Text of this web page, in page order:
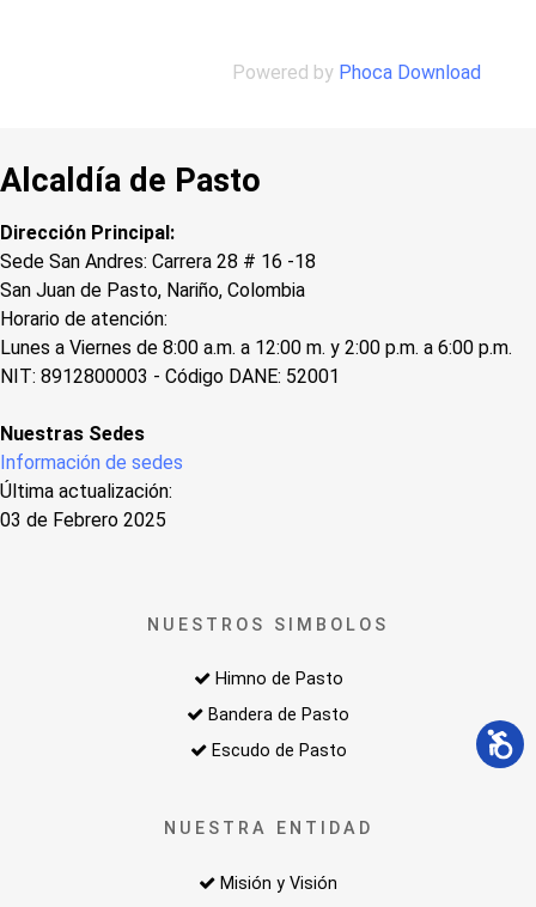
Powered by Phoca Download
Alcaldía de Pasto
Dirección Principal:
Sede San Andres: Carrera 28 # 16 -18
San Juan de Pasto, Nariño, Colombia
Horario de atención:
Lunes a Viernes de 8:00 a.m. a 12:00 m. y 2:00 p.m. a 6:00 p.m.
NIT: 8912800003 - Código DANE: 52001
Nuestras Sedes
Información de sedes
Última actualización:
03 de Febrero 2025
NUESTROS SIMBOLOS
Himno de Pasto
Bandera de Pasto
Escudo de Pasto
NUESTRA ENTIDAD
Misión y Visión